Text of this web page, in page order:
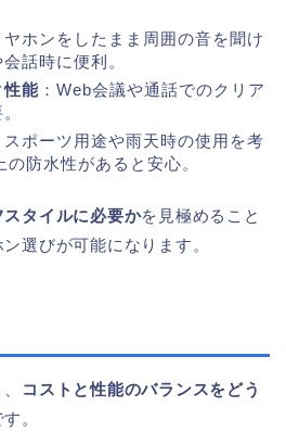
ヤホンをしたまま周囲の音を聞け
話時に便利。
性能 ：Web会議や通話でのクリア
スポーツ用途や雨天時の使用を考
防水性があると安心。
タイルに必要かを見極めること
選びが可能になります。
コストと性能のバランスをどう
。